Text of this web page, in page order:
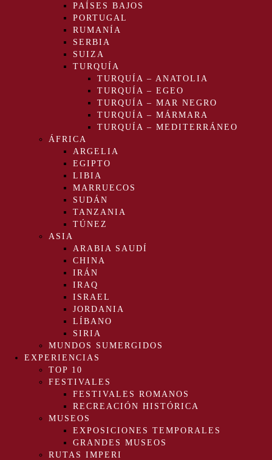
PAÍSES BAJOS
PORTUGAL
RUMANÍA
SERBIA
SUIZA
TURQUÍA
TURQUÍA – ANATOLIA
TURQUÍA – EGEO
TURQUÍA – MAR NEGRO
TURQUÍA – MÁRMARA
TURQUÍA – MEDITERRÁNEO
ÁFRICA
ARGELIA
EGIPTO
LIBIA
MARRUECOS
SUDÁN
TANZANIA
TÚNEZ
ASIA
ARABIA SAUDÍ
CHINA
IRÁN
IRAQ
ISRAEL
JORDANIA
LÍBANO
SIRIA
MUNDOS SUMERGIDOS
EXPERIENCIAS
TOP 10
FESTIVALES
FESTIVALES ROMANOS
RECREACIÓN HISTÓRICA
MUSEOS
EXPOSICIONES TEMPORALES
GRANDES MUSEOS
RUTAS IMPERI